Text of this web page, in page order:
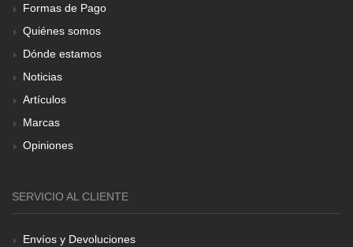
Formas de Pago
Quiénes somos
Dónde estamos
Noticias
Artículos
Marcas
Opiniones
SERVICIO AL CLIENTE
Envíos y Devoluciones